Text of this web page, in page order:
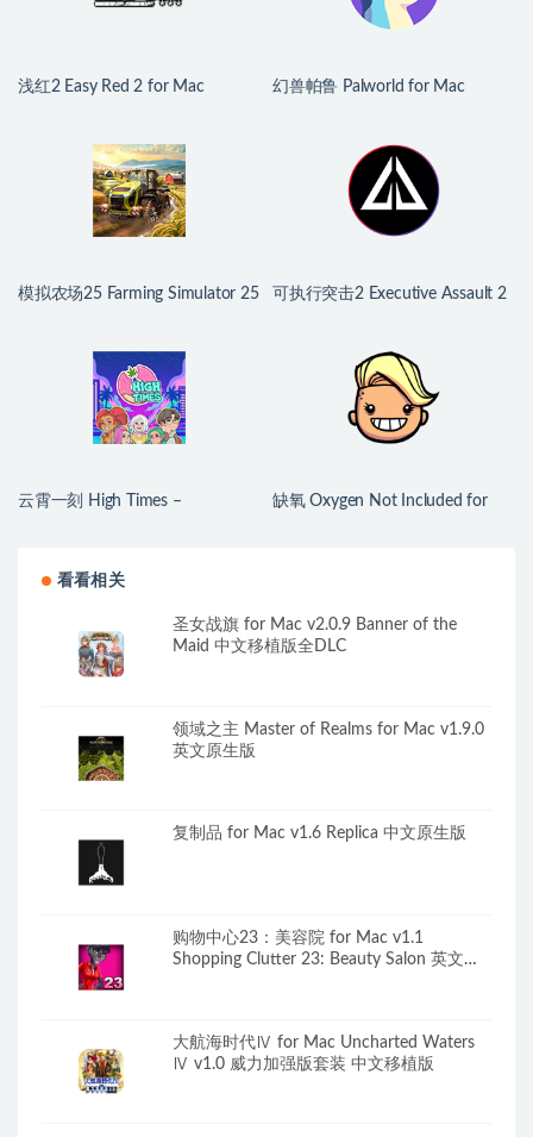
浅红2 Easy Red 2 for Mac
幻兽帕鲁 Palworld for Mac
模拟农场25 Farming Simulator 25
可执行突击2 Executive Assault 2
云霄一刻 High Times –
缺氧 Oxygen Not Included for
看看相关
圣女战旗 for Mac v2.0.9 Banner of the
Maid 中文移植版全DLC
领域之主 Master of Realms for Mac v1.9.0
英文原生版
复制品 for Mac v1.6 Replica 中文原生版
购物中心23：美容院 for Mac v1.1
Shopping Clutter 23: Beauty Salon 英文原
大航海时代Ⅳ for Mac Uncharted Waters
Ⅳ v1.0 威力加强版套装 中文移植版